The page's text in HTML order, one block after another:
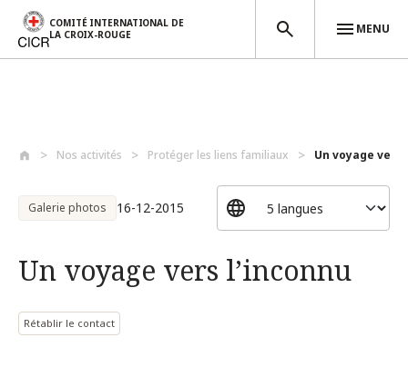
COMITÉ INTERNATIONAL DE
LA CROIX-ROUGE
MENU
Nos activités Protéger les liens familiaux Un voyage vers
Galerie photos 16-12-2015
Un voyage vers l’inconnu
Rétablir le contact